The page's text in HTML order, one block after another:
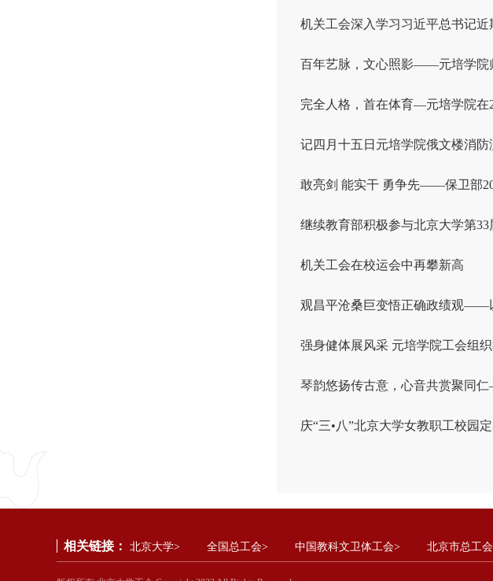
机关工会深入学习习近平总书记近
百年艺脉，文心照影——元培学院
完全人格，首在体育—元培学院在
记四月十五日元培学院俄文楼消防
敢亮剑 能实干 勇争先——保卫部
继续教育部积极参与北京大学第
机关工会在校运会中再攀新高
观昌平沧桑巨变悟正确政绩观——
强身健体展风采 元培学院工会组
琴韵悠扬传古意，心音共赏聚同
庆“三•八”北京大学女教职工校园
相关链接： 北京大学> 全国总工会> 中国教科文卫体工会> 北京市总工